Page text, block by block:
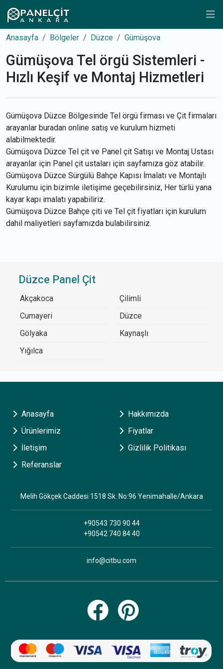
Anasayfa Bölgeler Düzce Gümüşova
Gümüşova Tel örgü Sistemleri -
Hızlı Keşif ve Montaj Hizmetleri
Gümüşova Düzce Bölgesinde Tel örgü firması ve Çit firmaları
arayanlar buradan online satış ve kurulum hizmeti
alabilmektedir.
Gümüşova Düzce Tel çit ve Panel çit Satışı ve Montaj Ustası
arayanlar için Panel çit ustaları için sayfamıza göz atabilir.
Gümüşova Düzce Sürgülü Bahçe Kapısı İmalatı ve Montajlı
Kurulumu için bizimle iletişime geçebilirsiniz, Her türlü yana
kayar kapı imalatı yapabiliriz.
Gümüşova Düzce Bahçe çiti ve Tel çit fiyatları için kurulum
dahil maliyetleri sayfamızda bulabilirsiniz.
Düzce Panel Çit
Akçakoca
Çilimli
Cumayeri
Düzce
Gölyaka
Kaynaşlı
Yığılca
Anasayfa
Hakkımızda
Ürünlerimiz
Fiyatlar
İletişim
Gizlilik Politikası
Referanslar
Melih Gökçek Caddesi 1518 Sk. No:96 Yenimahalle/Ankara
+90543 730 90 44
+90542 740 84 40
info@citbu.com